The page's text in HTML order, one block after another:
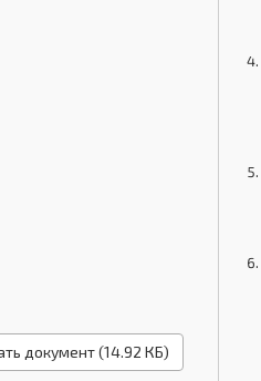
документ (14.92 КБ)